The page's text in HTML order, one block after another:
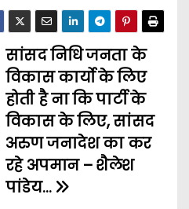
s
s
e
n
g
e
r
l
e
g
r
a
m
a
r
e
सांसद निधि जनता के
विकास कार्यो के लिए
होती है ना कि पार्टी के
विकास के लिए, सांसद
अरुण जनादेश का कर
रहे अपमान – शैलेश
पांडेय…